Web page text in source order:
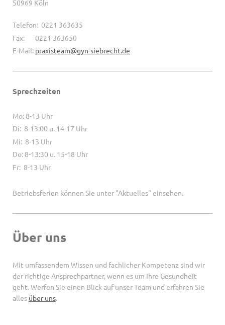
50969 Köln
Telefon: 0221 363635
Fax: 0221 363650
E-Mail: praxisteam@gyn-siebrecht.de
Sprechzeiten
Mo: 8-13 Uhr
Di: 8-13:00 u. 14-17 Uhr
Mi: 8-13 Uhr
Do: 8-13:30 u. 15-18 Uhr
Fr: 8-13 Uhr
Betriebsferien können Sie unter "Aktuelles" einsehen.
Über uns
Mit umfassendem Wissen und fachlicher Kompetenz sind wir
der richtige Ansprechpartner, wenn es um Ihre Gesundheit
geht. Werfen Sie einen Blick auf unser Team und erfahren Sie
alles über uns.